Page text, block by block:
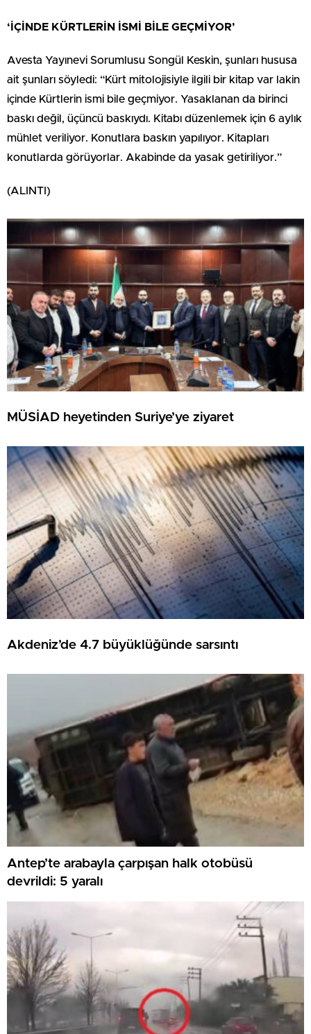
‘İÇİNDE KÜRTLERİN İSMİ BİLE GEÇMİYOR’
Avesta Yayınevi Sorumlusu Songül Keskin, şunları hususa
ait şunları söyledi: “Kürt mitolojisiyle ilgili bir kitap var lakin
içinde Kürtlerin ismi bile geçmiyor. Yasaklanan da birinci
baskı değil, üçüncü baskıydı. Kitabı düzenlemek için 6 aylık
mühlet veriliyor. Konutlara baskın yapılıyor. Kitapları
konutlarda görüyorlar. Akabinde da yasak getiriliyor.”
(ALINTI)
MÜSİAD heyetinden Suriye’ye ziyaret
Akdeniz’de 4.7 büyüklüğünde sarsıntı
Antep’te arabayla çarpışan halk otobüsü
devrildi: 5 yaralı